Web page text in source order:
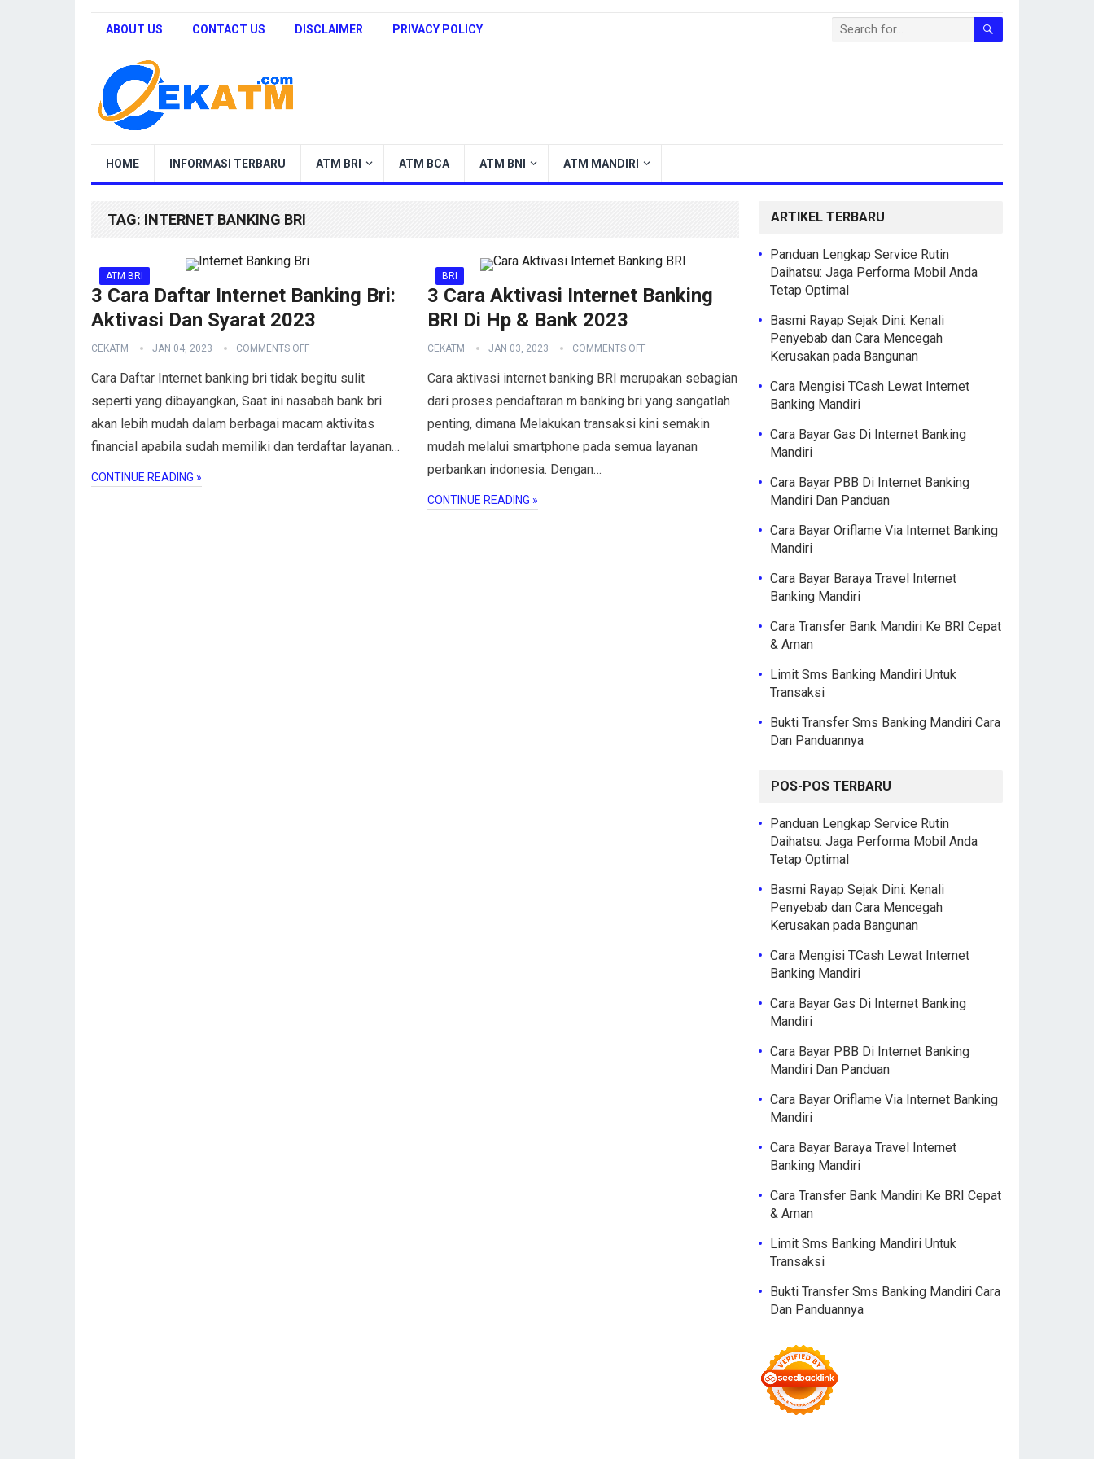
ABOUT US CONTACT US DISCLAIMER PRIVACY POLICY
HOME INFORMASI TERBARU ATM BRI ATM BCA ATM BNI ATM MANDIRI
TAG: INTERNET BANKING BRI
ATM BRI
3 Cara Daftar Internet Banking Bri:
Aktivasi Dan Syarat 2023
CEKATM JAN 04, 2023 COMMENTS OFF
Cara Daftar Internet banking bri tidak begitu sulit
seperti yang dibayangkan, Saat ini nasabah bank bri
akan lebih mudah dalam berbagai macam aktivitas
financial apabila sudah memiliki dan terdaftar layanan…
CONTINUE READING »
BRI
3 Cara Aktivasi Internet Banking
BRI Di Hp & Bank 2023
CEKATM JAN 03, 2023 COMMENTS OFF
Cara aktivasi internet banking BRI merupakan sebagian
dari proses pendaftaran m banking bri yang sangatlah
penting, dimana Melakukan transaksi kini semakin
mudah melalui smartphone pada semua layanan
perbankan indonesia. Dengan…
CONTINUE READING »
ARTIKEL TERBARU
Panduan Lengkap Service Rutin
Daihatsu: Jaga Performa Mobil Anda
Tetap Optimal
Basmi Rayap Sejak Dini: Kenali
Penyebab dan Cara Mencegah
Kerusakan pada Bangunan
Cara Mengisi TCash Lewat Internet
Banking Mandiri
Cara Bayar Gas Di Internet Banking
Mandiri
Cara Bayar PBB Di Internet Banking
Mandiri Dan Panduan
Cara Bayar Oriflame Via Internet Banking
Mandiri
Cara Bayar Baraya Travel Internet
Banking Mandiri
Cara Transfer Bank Mandiri Ke BRI Cepat
& Aman
Limit Sms Banking Mandiri Untuk
Transaksi
Bukti Transfer Sms Banking Mandiri Cara
Dan Panduannya
POS-POS TERBARU
Panduan Lengkap Service Rutin
Daihatsu: Jaga Performa Mobil Anda
Tetap Optimal
Basmi Rayap Sejak Dini: Kenali
Penyebab dan Cara Mencegah
Kerusakan pada Bangunan
Cara Mengisi TCash Lewat Internet
Banking Mandiri
Cara Bayar Gas Di Internet Banking
Mandiri
Cara Bayar PBB Di Internet Banking
Mandiri Dan Panduan
Cara Bayar Oriflame Via Internet Banking
Mandiri
Cara Bayar Baraya Travel Internet
Banking Mandiri
Cara Transfer Bank Mandiri Ke BRI Cepat
& Aman
Limit Sms Banking Mandiri Untuk
Transaksi
Bukti Transfer Sms Banking Mandiri Cara
Dan Panduannya